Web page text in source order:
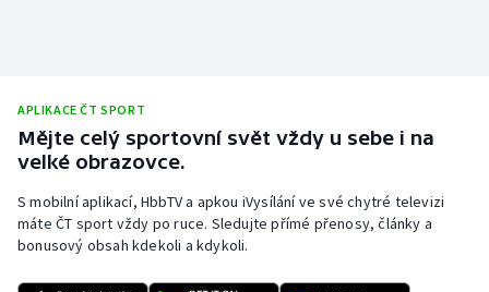
APLIKACE ČT SPORT
Mějte celý sportovní svět vždy u sebe i na
velké obrazovce.
S mobilní aplikací, HbbTV a apkou iVysílání ve své chytré televizi
máte ČT sport vždy po ruce. Sledujte přímé přenosy, články a
bonusový obsah kdekoli a kdykoli.